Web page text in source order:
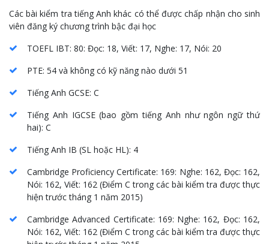
Các bài kiểm tra tiếng Anh khác có thể được chấp nhận cho sinh
viên đăng ký chương trình bậc đại học
TOEFL IBT: 80: Đọc: 18, Viết: 17, Nghe: 17, Nói: 20
PTE: 54 và không có kỹ năng nào dưới 51
Tiếng Anh GCSE: C
Tiếng Anh IGCSE (bao gồm tiếng Anh như ngôn ngữ thứ
hai): C
Tiếng Anh IB (SL hoặc HL): 4
Cambridge Proficiency Certificate: 169: Nghe: 162, Đọc: 162,
Nói: 162, Viết: 162 (Điểm C trong các bài kiểm tra được thực
hiện trước tháng 1 năm 2015)
Cambridge Advanced Certificate: 169: Nghe: 162, Đọc: 162,
Nói: 162, Viết: 162 (Điểm C trong các bài kiểm tra được thực